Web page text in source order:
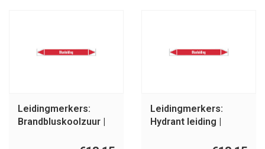
Leidingmerkers:
Brandbluskoolzuur |
Leidingmerkers:
Hydrant leiding |